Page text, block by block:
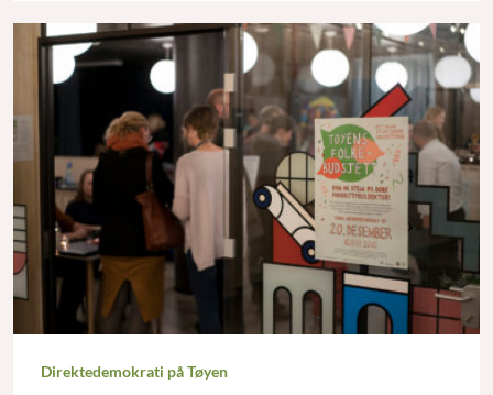
Direktedemokrati på Tøyen